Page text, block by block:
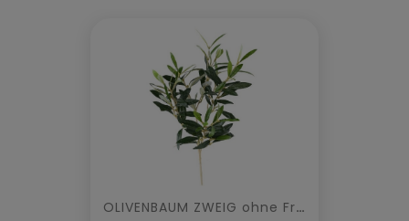
OLIVENBAUM ZWEIG ohne Früchte